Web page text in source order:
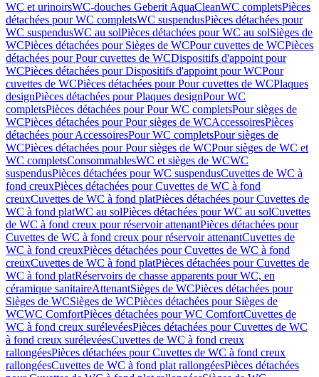
WC et urinoirsWC-douches Geberit AquaCleanWC completsPièces
détachées pour WC completsWC suspendusPièces détachées pour
WC suspendusWC au solPièces détachées pour WC au solSièges de
WCPièces détachées pour Sièges de WCPour cuvettes de WCPièces
détachées pour Pour cuvettes de WCDispositifs d'appoint pour
WCPièces détachées pour Dispositifs d'appoint pour WCPour
cuvettes de WCPièces détachées pour Pour cuvettes de WCPlaques
designPièces détachées pour Plaques designPour WC
completsPièces détachées pour Pour WC completsPour sièges de
WCPièces détachées pour Pour sièges de WCAccessoiresPièces
détachées pour AccessoiresPour WC completsPour sièges de
WCPièces détachées pour Pour sièges de WCPour sièges de WC et
WC completsConsommablesWC et sièges de WCWC
suspendusPièces détachées pour WC suspendusCuvettes de WC à
fond creuxPièces détachées pour Cuvettes de WC à fond
creuxCuvettes de WC à fond platPièces détachées pour Cuvettes de
WC à fond platWC au solPièces détachées pour WC au solCuvettes
de WC à fond creux pour réservoir attenantPièces détachées pour
Cuvettes de WC à fond creux pour réservoir attenantCuvettes de
WC à fond creuxPièces détachées pour Cuvettes de WC à fond
creuxCuvettes de WC à fond platPièces détachées pour Cuvettes de
WC à fond platRéservoirs de chasse apparents pour WC, en
céramique sanitaireAttenantSièges de WCPièces détachées pour
Sièges de WCSièges de WCPièces détachées pour Sièges de
WCWC ComfortPièces détachées pour WC ComfortCuvettes de
WC à fond creux surélevéesPièces détachées pour Cuvettes de WC
à fond creux surélevéesCuvettes de WC à fond creux
rallongéesPièces détachées pour Cuvettes de WC à fond creux
rallongéesCuvettes de WC à fond plat rallongéesPièces détachées